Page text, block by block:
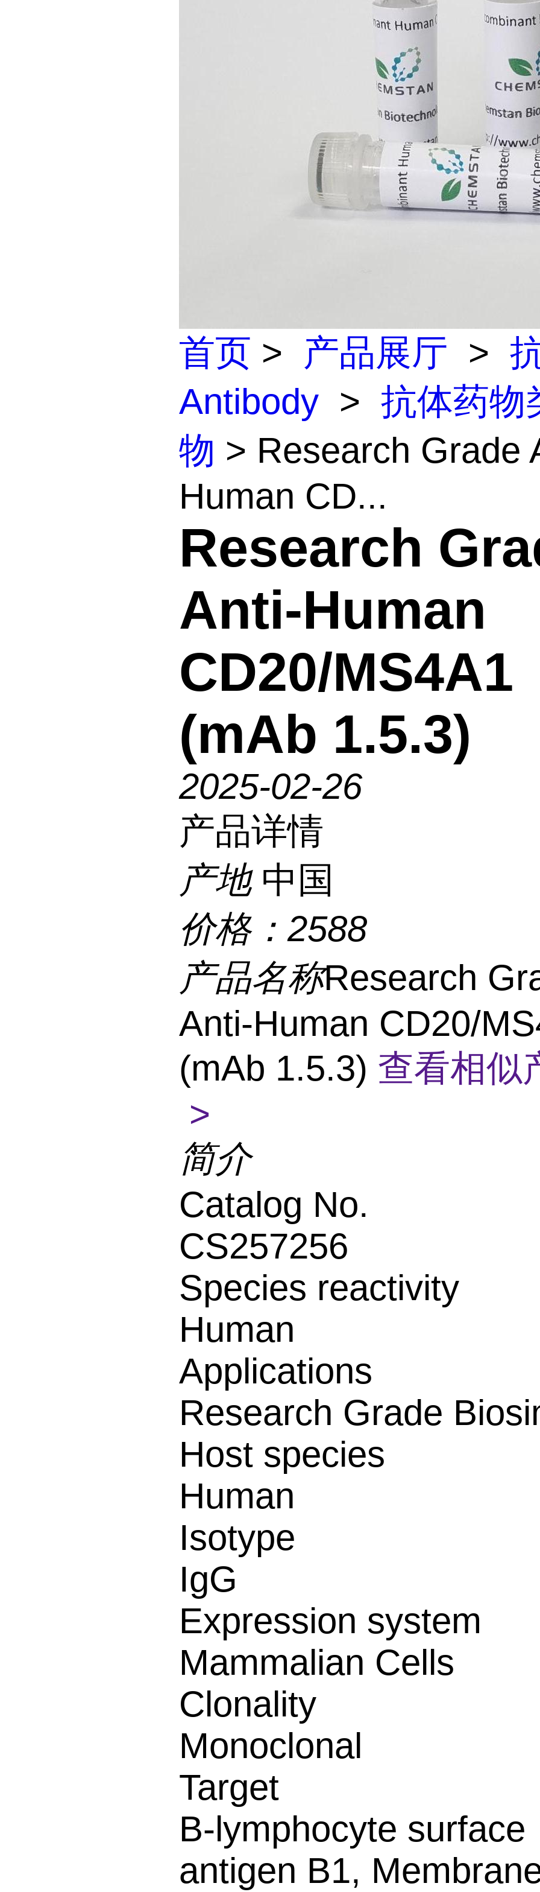
首页 > 产品展厅 >
Antibody > 抗体药物
物 > Research Grade
Human CD...
Research
Anti-Human
CD20/MS4A1
(mAb 1.5.3)
2025-02-26
产品详情
产地 中国
价格： 2588
产品名称Research
Anti-Human CD20/
(mAb 1.5.3) 查看相似
>
简介
Catalog No.
CS257256
Species reactivity
Human
Applications
Research Grade
Host species
Human
Isotype
IgG
Expression system
Mammalian Cells
Clonality
Monoclonal
Target
B-lymphocyte surface
antigen B1,